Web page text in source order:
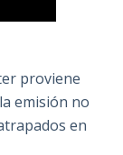
proviene
emisión no
en